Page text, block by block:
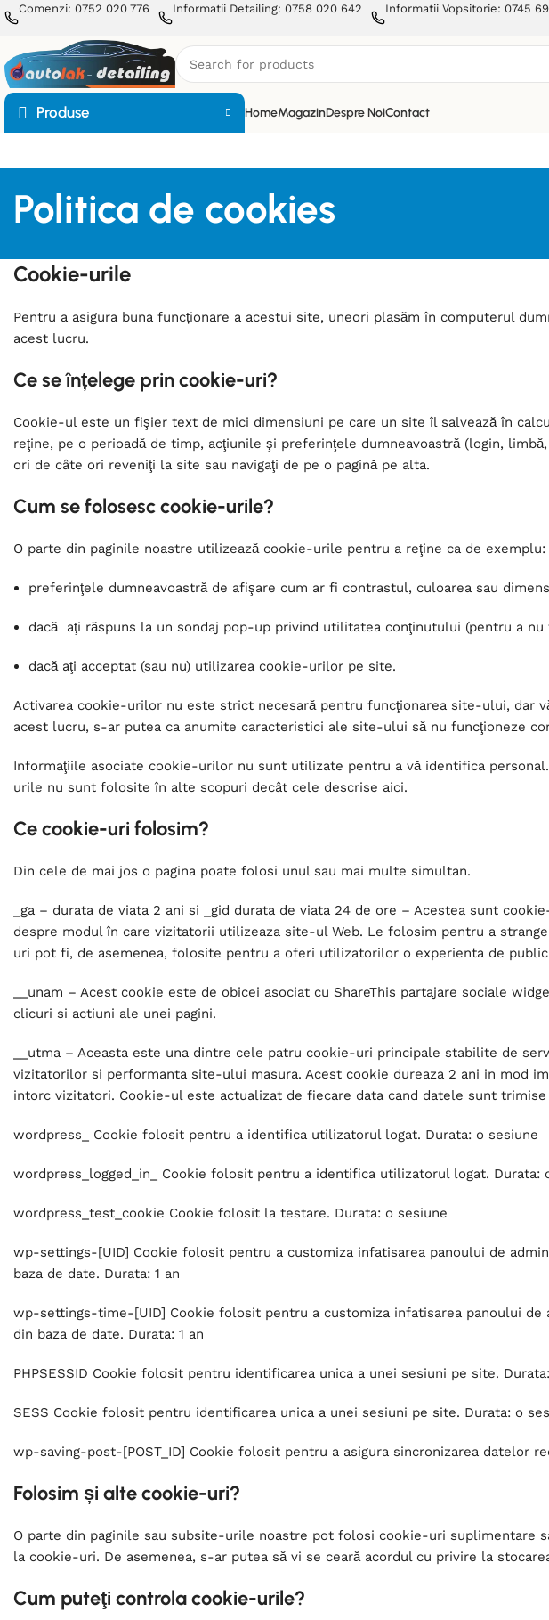
Comenzi: 0752 020 776 Informatii Detailing: 0758 020 642 Informatii Vopsitorie: 0745
Produse HomeMagazinDespre NoiContact
Politica de cookies
Cookie-urile
Pentru a asigura buna funcționare a acestui site, uneori plasăm în computerul
acest lucru.
Ce se înțelege prin cookie-uri?
Cookie-ul este un fişier text de mici dimensiuni pe care un site îl salvează în
reţine, pe o perioadă de timp, acţiunile şi preferinţele dumneavoastră (login,
ori de câte ori reveniţi la site sau navigaţi de pe o pagină pe alta.
Cum se folosesc cookie-urile?
O parte din paginile noastre utilizează cookie-urile pentru a reţine ca de exemplu:
preferinţele dumneavoastră de afişare cum ar fi contrastul, culoarea sau
dacă aţi răspuns la un sondaj pop-up privind utilitatea conţinutului (pentru a
dacă aţi acceptat (sau nu) utilizarea cookie-urilor pe site.
Activarea cookie-urilor nu este strict necesară pentru funcţionarea site-ului, dar
acest lucru, s-ar putea ca anumite caracteristici ale site-ului să nu funcţioneze
Informaţiile asociate cookie-urilor nu sunt utilizate pentru a vă identifica
urile nu sunt folosite în alte scopuri decât cele descrise aici.
Ce cookie-uri folosim?
Din cele de mai jos o pagina poate folosi unul sau mai multe simultan.
_ga – durata de viata 2 ani si _gid durata de viata 24 de ore – Acestea sunt
despre modul în care vizitatorii utilizeaza site-ul Web. Le folosim pentru a
uri pot fi, de asemenea, folosite pentru a oferi utilizatorilor o experienta de
__unam – Acest cookie este de obicei asociat cu ShareThis partajare sociale
clicuri si actiuni ale unei pagini.
__utma – Aceasta este una dintre cele patru cookie-uri principale stabilite de
vizitatorilor si performanta site-ului masura. Acest cookie dureaza 2 ani in mod
intorc vizitatori. Cookie-ul este actualizat de fiecare data cand datele sunt
wordpress_ Cookie folosit pentru a identifica utilizatorul logat. Durata: o sesiune
wordpress_logged_in_ Cookie folosit pentru a identifica utilizatorul logat. Durata:
wordpress_test_cookie Cookie folosit la testare. Durata: o sesiune
wp-settings-[UID] Cookie folosit pentru a customiza infatisarea panoului de
baza de date. Durata: 1 an
wp-settings-time-[UID] Cookie folosit pentru a customiza infatisarea panoului
din baza de date. Durata: 1 an
PHPSESSID Cookie folosit pentru identificarea unica a unei sesiuni pe site.
SESS Cookie folosit pentru identificarea unica a unei sesiuni pe site. Durata: o
wp-saving-post-[POST_ID] Cookie folosit pentru a asigura sincronizarea datelor
Folosim și alte cookie-uri?
O parte din paginile sau subsite-urile noastre pot folosi cookie-uri suplimentare
la cookie-uri. De asemenea, s-ar putea să vi se ceară acordul cu privire la
Cum puteţi controla cookie-urile?